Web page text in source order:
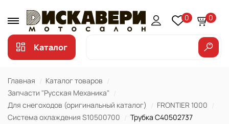
0 0
Каталог
Главная
Каталог товаров
Запчасти "Русская Механика"
Для снегоходов (оригинальный каталог)
FRONTIER 1000
Система охлаждения S10500700
Трубка C40502737